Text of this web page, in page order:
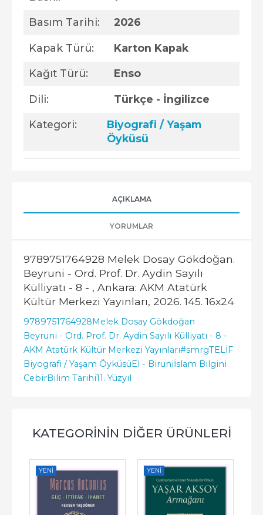
Basım Tarihi: 2026
Kapak Türü: Karton Kapak
Kağıt Türü: Enso
Dili: Türkçe - İngilizce
Kategori:
Biyografi / Yaşam
Öyküsü
AÇIKLAMA
YORUMLAR
9789751764928 Melek Dosay Gökdoğan.
Beyruni - Ord. Prof. Dr. Aydin Sayılı
Külliyatı - 8 - , Ankara: AKM Atatürk
Kültür Merkezi Yayınları, 2026. 145. 16x24
9789751764928Melek Dosay Gökdoğan
Beyruni - Ord. Prof. Dr. Aydin Sayılı Külliyatı - 8 -
AKM Atatürk Kültür Merkezi Yayınları#smrgTELİF
Biyografi / Yaşam ÖyküsüEl - Biruniİslam Bilgini
CebirBilim Tarihi11. Yüzyıl
KATEGORININ DIĞER ÜRÜNLERI
YENI YENI